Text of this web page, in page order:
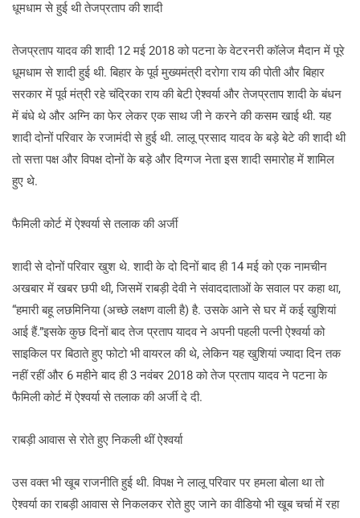
धूमधाम से हुई थी तेजप्रताप की शादी
तेजप्रताप यादव की शादी 12 मई 2018 को पटना के वेटरनरी कॉलेज मैदान में पूरे
धूमधाम से शादी हुई थी. बिहार के पूर्व मुख्यमंत्री दरोगा राय की पोती और बिहार
सरकार में पूर्व मंत्री रहे चंद्रिका राय की बेटी ऐश्वर्या और तेजप्रताप शादी के बंधन
में बंधे थे और अग्नि का फेर लेकर एक साथ जी ने करने की कसम खाई थी. यह
शादी दोनों परिवार के रजामंदी से हुई थी. लालू प्रसाद यादव के बड़े बेटे की शादी थी
तो सत्ता पक्ष और विपक्ष दोनों के बड़े और दिग्गज नेता इस शादी समारोह में शामिल
हुए थे.
फैमिली कोर्ट में ऐश्वर्या से तलाक की अर्जी
शादी से दोनों परिवार खुश थे. शादी के दो दिनों बाद ही 14 मई को एक नामचीन
अखबार में खबर छपी थी, जिसमें राबड़ी देवी ने संवाददाताओं के सवाल पर कहा था,
“हमारी बहू लछमिनिया (अच्छे लक्षण वाली है) है. उसके आने से घर में कई खुशियां
आई हैं.”इसके कुछ दिनों बाद तेज प्रताप यादव ने अपनी पहली पत्नी ऐश्वर्या को
साइकिल पर बिठाते हुए फोटो भी वायरल की थे, लेकिन यह खुशियां ज्यादा दिन तक
नहीं रहीं और 6 महीने बाद ही 3 नवंबर 2018 को तेज प्रताप यादव ने पटना के
फैमिली कोर्ट में ऐश्वर्या से तलाक की अर्जी दे दी.
राबड़ी आवास से रोते हुए निकली थीं ऐश्वर्या
उस वक्त भी खूब राजनीति हुई थी. विपक्ष ने लालू परिवार पर हमला बोला था तो
ऐश्वर्या का राबड़ी आवास से निकलकर रोते हुए जाने का वीडियो भी खूब चर्चा में रहा